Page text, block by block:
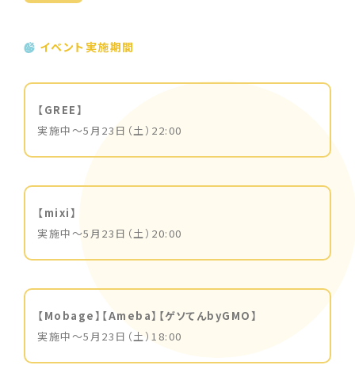
イベント実施期間
【GREE】
実施中～5月23日（土）22:00
【mixi】
実施中～5月23日（土）20:00
【Mobage】【Ameba】【ゲソてんbyGMO】
実施中～5月23日（土）18:00